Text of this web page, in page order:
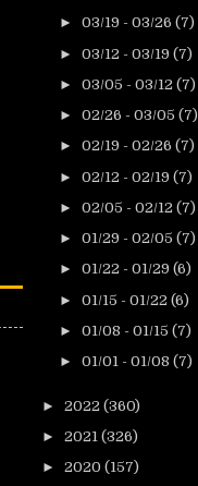
► 03/19 - 03/26 (7)
► 03/12 - 03/19 (7)
► 03/05 - 03/12 (7)
► 02/26 - 03/05 (7)
► 02/19 - 02/26 (7)
► 02/12 - 02/19 (7)
► 02/05 - 02/12 (7)
► 01/29 - 02/05 (7)
► 01/22 - 01/29 (6)
► 01/15 - 01/22 (6)
► 01/08 - 01/15 (7)
► 01/01 - 01/08 (7)
► 2022 (360)
► 2021 (326)
► 2020 (157)